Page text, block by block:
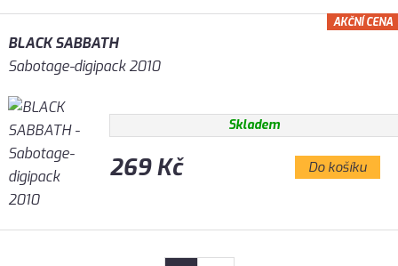
BLACK SABBATH
Sabotage-digipack 2010
Skladem
269 Kč Do košíku
AKČNÍ CENA